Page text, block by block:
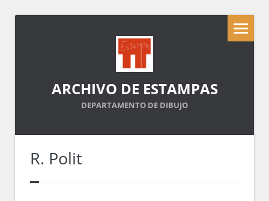
ARCHIVO DE ESTAMPAS
DEPARTAMENTO DE DIBUJO
R. Polit